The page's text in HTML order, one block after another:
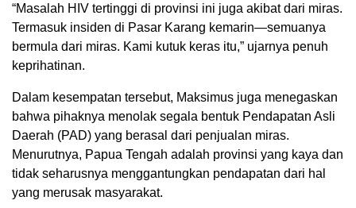
“Masalah HIV tertinggi di provinsi ini juga akibat dari miras.
Termasuk insiden di Pasar Karang kemarin—semuanya
bermula dari miras. Kami kutuk keras itu,” ujarnya penuh
keprihatinan.
Dalam kesempatan tersebut, Maksimus juga menegaskan
bahwa pihaknya menolak segala bentuk Pendapatan Asli
Daerah (PAD) yang berasal dari penjualan miras.
Menurutnya, Papua Tengah adalah provinsi yang kaya dan
tidak seharusnya menggantungkan pendapatan dari hal
yang merusak masyarakat.